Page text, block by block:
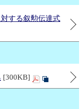
する叙勲伝達式
[300KB]